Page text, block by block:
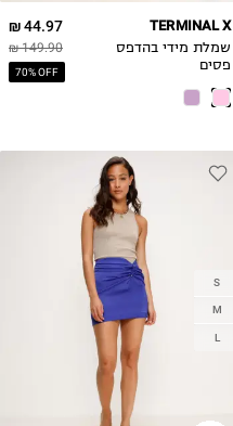
44.97 ₪
149.90 ₪
70% OFF
TERMINAL X
שמלת מידי בהדפס
פסים
S
M
L